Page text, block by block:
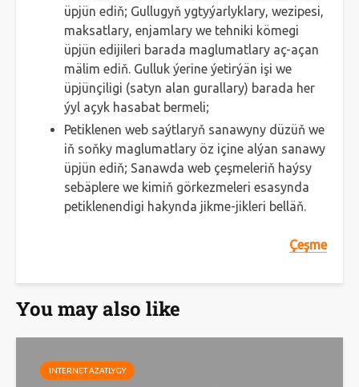
üpjün ediň; Gullugyň ygtyýarlyklary, wezipesi,
maksatlary, enjamlary we tehniki kömegi
üpjün edijileri barada maglumatlary aç-açan
mälim ediň. Gulluk ýerine ýetirýän işi we
üpjünçiligi (satyn alan gurallary) barada her
ýyl açyk hasabat bermeli;
Petiklenen web saýtlaryň sanawyny düzüň we
iň soňky maglumatlary öz içine alýan sanawy
üpjün ediň; Sanawda web çeşmeleriň haýsy
sebäplere we kimiň görkezmeleri esasynda
petiklenendigi hakynda jikme-jikleri belläň.
Çeşme
You may also like
INTERNET AZATLYGY